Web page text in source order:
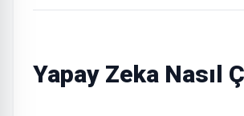
Yapay Zeka Nasıl